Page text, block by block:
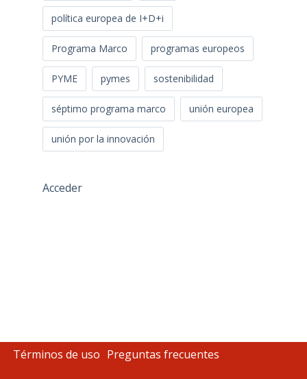
política europea de I+D+i
Programa Marco programas europeos
PYME pymes sostenibilidad
séptimo programa marco unión europea
unión por la innovación
Acceder
Términos de uso Preguntas frecuentes